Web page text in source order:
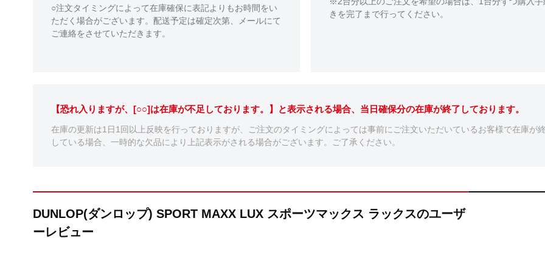
○注文タイミングによって在庫確保に表記よりもお時間をい
ただく場合がございます。配送予定は確定次第、メールにて
ご連絡をさせていただきます。
きを完了まで行ってください。
【恐れ入りますが、[○○]は在庫が不足しております。】と表示される場合、当日確保分の在庫が終了しております。
在庫の更新は1日1回以上反映を行っておりますが、ご注文のタイミングによっては事前にご注文いただいているお客様で在庫が
している場合、一時的な欠品により上記表示がされる場合がございます。ご了承ください。
DUNLOP(ダンロップ) SPORT MAXX LUX スポーツマックス ラックスのユーザ
ーレビュー